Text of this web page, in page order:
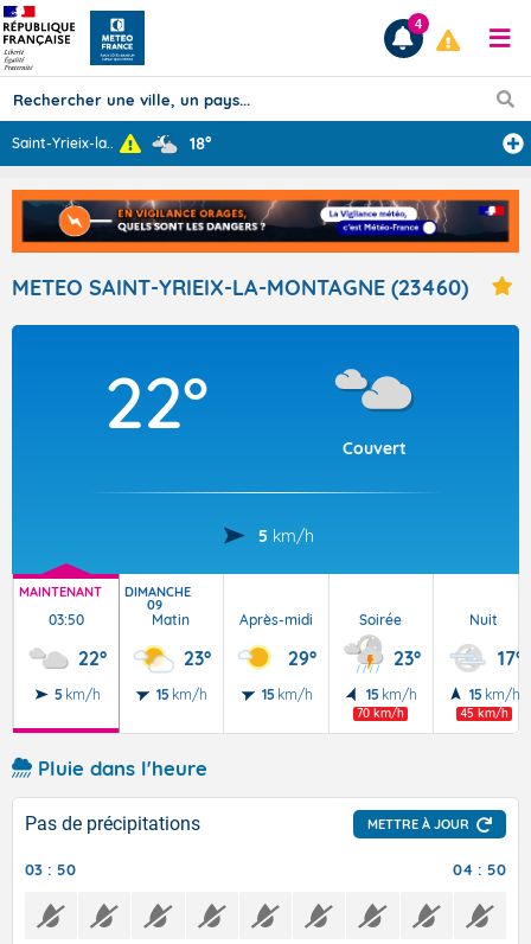
Prévisions
TOUS LES RÉSULTATS
Articles
4
Saint-Yrieix-la... 18°
METEO SAINT-YRIEIX-LA-MONTAGNE (23460)
22°
Couvert
5 km/h
MAINTENANT
03:50
22°
5 km/h
DIMANCHE
09
Matin
23°
15 km/h
Après-midi
29°
15 km/h
Soirée
23°
15 km/h
70 km/h
Nuit
17°
15 km/h
45 km/h
Pluie dans l'heure
Pas de précipitations METTRE À JOUR
03 : 50 04 : 50